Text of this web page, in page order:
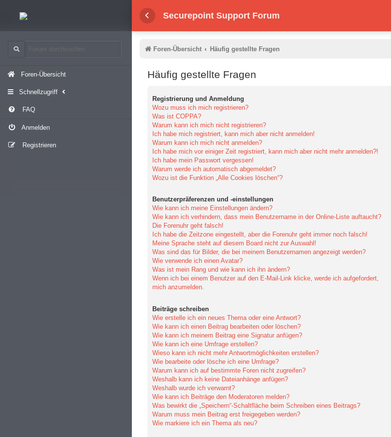
Securepoint Support Forum
Foren-Übersicht
Schnellzugriff
FAQ
Anmelden
Registrieren
Foren-Übersicht Häufig gestellte Fragen
Häufig gestellte Fragen
Registrierung und Anmeldung
Wozu muss ich mich registrieren?
Was ist COPPA?
Warum kann ich mich nicht registrieren?
Ich habe mich registriert, kann mich aber nicht anmelden!
Warum kann ich mich nicht anmelden?
Ich habe mich vor einiger Zeit registriert, kann mich aber nicht mehr anmelden?!
Ich habe mein Passwort vergessen!
Warum werde ich automatisch abgemeldet?
Wozu ist die Funktion „Alle Cookies löschen“?
Benutzerpräferenzen und -einstellungen
Wie kann ich meine Einstellungen ändern?
Wie kann ich verhindern, dass mein Benutzername in der Online-Liste auftaucht?
Die Forenuhr geht falsch!
Ich habe die Zeitzone eingestellt, aber die Forenuhr geht immer noch falsch!
Meine Sprache steht auf diesem Board nicht zur Auswahl!
Was sind das für Bilder, die bei meinem Benutzernamen angezeigt werden?
Wie verwende ich einen Avatar?
Was ist mein Rang und wie kann ich ihn ändern?
Wenn ich bei einem Benutzer auf den E-Mail-Link klicke, werde ich aufgefordert,
mich anzumelden.
Beiträge schreiben
Wie erstelle ich ein neues Thema oder eine Antwort?
Wie kann ich einen Beitrag bearbeiten oder löschen?
Wie kann ich meinem Beitrag eine Signatur anfügen?
Wie kann ich eine Umfrage erstellen?
Wieso kann ich nicht mehr Antwortmöglichkeiten erstellen?
Wie bearbeite oder lösche ich eine Umfrage?
Warum kann ich auf bestimmte Foren nicht zugreifen?
Weshalb kann ich keine Dateianhänge anfügen?
Weshalb wurde ich verwarnt?
Wie kann ich Beiträge den Moderatoren melden?
Was bewirkt die „Speichern“-Schaltfläche beim Schreiben eines Beitrags?
Warum muss mein Beitrag erst freigegeben werden?
Wie markiere ich ein Thema als neu?